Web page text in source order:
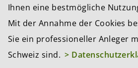
Gotthardstrasse
8002 Zürich
© 2026 by BCP Business
Ihnen eine bestmögliche
Mit der Annahme der Cookies
Sie ein professioneller Anleger
Schweiz sind. >